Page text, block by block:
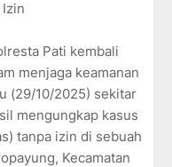
Pati kembali
menjaga keamanan
(29/10/2025) sekitar
mengungkap kasus
tanpa izin di sebuah
Kecamatan